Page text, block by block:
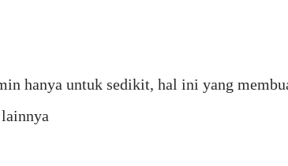
hanya untuk sedikit, hal ini yang